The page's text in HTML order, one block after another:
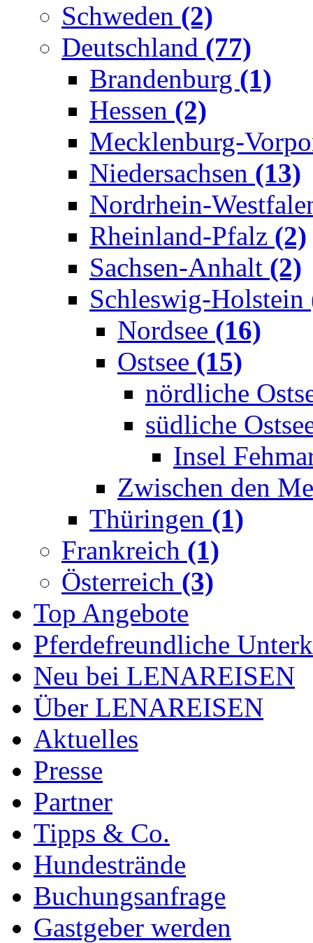
Schweden (2)
Deutschland (77)
Brandenburg (1)
Hessen (2)
Mecklenburg-
Niedersachsen (13)
Nordrhein-
Rheinland-Pfalz (2)
Sachsen-Anhalt (2)
Schleswig-Holstein
Nordsee (16)
Ostsee (15)
nördliche
südliche
Insel
Zwischen den
Thüringen (1)
Frankreich (1)
Österreich (3)
Top Angebote
Pferdefreundliche
Neu bei LENAREISEN
Über LENAREISEN
Aktuelles
Presse
Partner
Tipps & Co.
Hundestrände
Buchungsanfrage
Gastgeber werden